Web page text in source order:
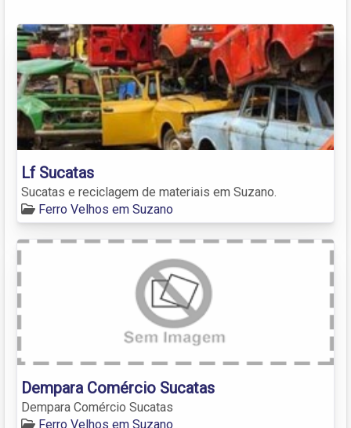
Lf Sucatas
Sucatas e reciclagem de materiais em Suzano.
Ferro Velhos em Suzano
Dempara Comércio Sucatas
Dempara Comércio Sucatas
Ferro Velhos em Suzano